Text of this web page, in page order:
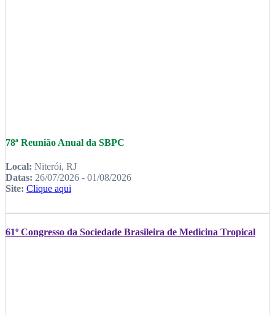
78ª Reunião Anual da SBPC
Local: Niterói, RJ
Datas: 26/07/2026 - 01/08/2026
Site: Clique aqui
61º Congresso da Sociedade Brasileira de Medicina Tropical